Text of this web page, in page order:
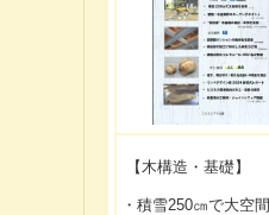
【木構造・基礎】
・積雪250㎝で大空